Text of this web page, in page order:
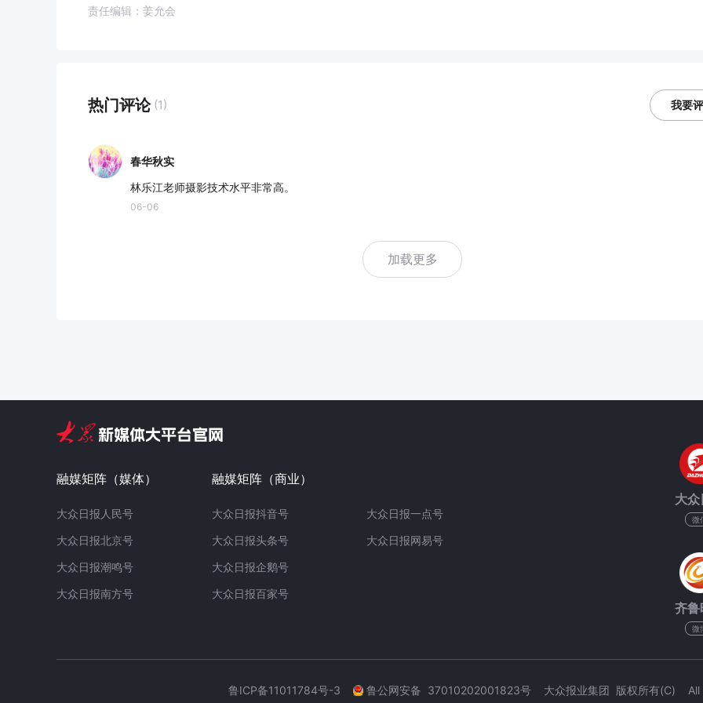
责任编辑：姜允会
热门评论 (1) 我要
春华秋实
林乐江老师摄影技术水平非常高。
06-06
加载更多
融媒矩阵（媒体）
大众日报人民号
大众日报北京号
大众日报潮鸣号
大众日报南方号
融媒矩阵（商业）
大众日报抖音号
大众日报头条号
大众日报企鹅号
大众日报百家号
大众日报一点号
大众日报网易号
大
微
齐鲁
微
鲁ICP备11011784号-3 鲁公网安备 37010202001823号 大众报业集团 版权所有(C)